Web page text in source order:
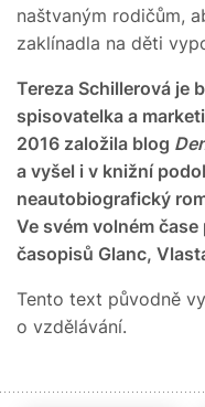
naštvaným rodičům,
zaklínadla na děti
Tereza Schillerová je
spisovatelka a
2016 založila blog
a vyšel i v knižní
neautobiografický
Ve svém volném
časopisů Glanc,
Tento text původně
o vzdělávání.